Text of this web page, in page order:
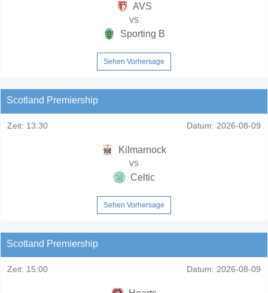
AVS
vs
Sporting B
Sehen Vorhersage
Scotland Premiership
Zeit: 13:30 Datum: 2026-08-09
Kilmarnock
vs
Celtic
Sehen Vorhersage
Scotland Premiership
Zeit: 15:00 Datum: 2026-08-09